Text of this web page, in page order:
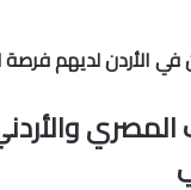
الأردن لديهم